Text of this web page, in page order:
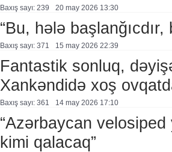
Baxış sayı: 239 20 may 2026 13:30
“Bu, hələ
Baxış sayı: 371 15 may 2026 22:39
Fantastik sonluq,
Xankəndidə xoş
Baxış sayı: 361 14 may 2026 17:10
“Azərbaycan
kimi qalacaq”